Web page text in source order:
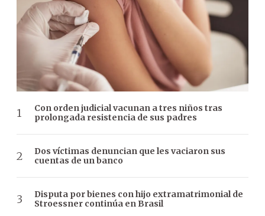
Con orden judicial vacunan a tres niños tras
prolongada resistencia de sus padres
Dos víctimas denuncian que les vaciaron sus
cuentas de un banco
Disputa por bienes con hijo extramatrimonial de
Stroessner continúa en Brasil